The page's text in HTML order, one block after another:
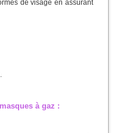
de visage en assurant
à gaz :